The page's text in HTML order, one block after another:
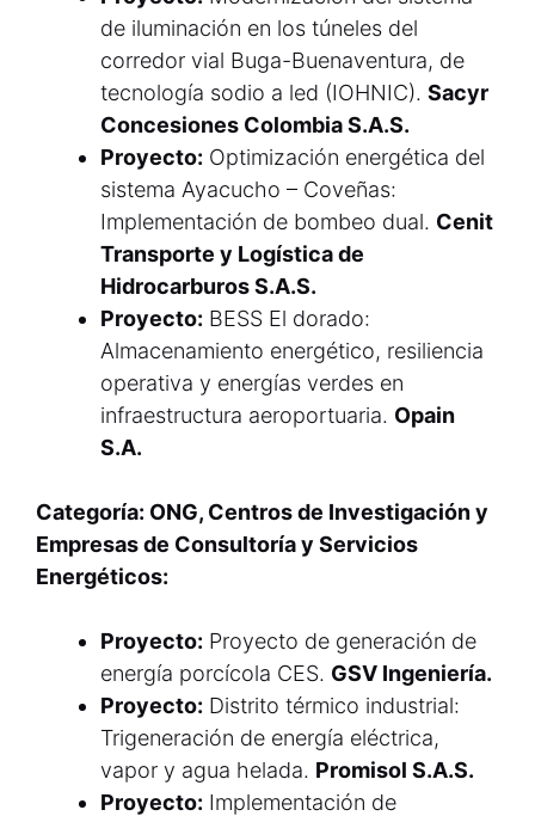
de iluminación en los túneles del
corredor vial Buga-Buenaventura, de
tecnología sodio a led (IOHNIC). Sacyr
Concesiones Colombia S.A.S.
Proyecto: Optimización energética del
sistema Ayacucho – Coveñas:
Implementación de bombeo dual. Cenit
Transporte y Logística de
Hidrocarburos S.A.S.
Proyecto: BESS El dorado:
Almacenamiento energético, resiliencia
operativa y energías verdes en
infraestructura aeroportuaria. Opain
S.A.
Categoría: ONG, Centros de Investigación y
Empresas de Consultoría y Servicios
Energéticos:
Proyecto: Proyecto de generación de
energía porcícola CES. GSV Ingeniería.
Proyecto: Distrito térmico industrial:
Trigeneración de energía eléctrica,
vapor y agua helada. Promisol S.A.S.
Proyecto: Implementación de